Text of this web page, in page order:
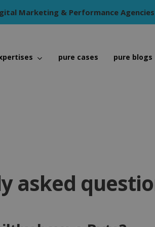
Marketing & Performance Agencies
pure cases pure blogs
asked